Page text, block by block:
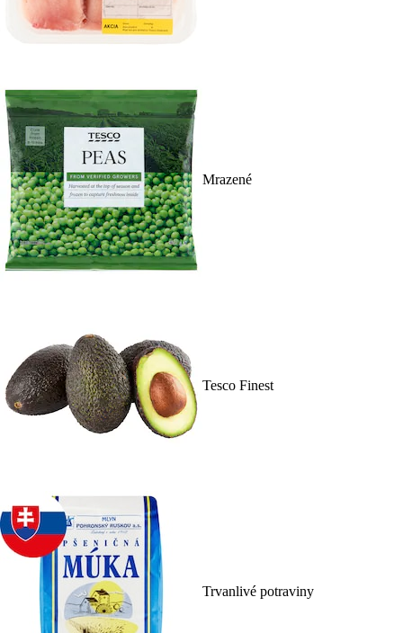
Mrazené
Tesco Finest
Trvanlivé potraviny